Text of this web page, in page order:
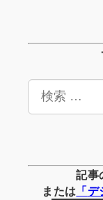
検
記事
または 「デ